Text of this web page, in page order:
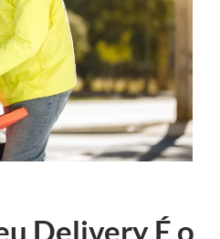
Delivery É o